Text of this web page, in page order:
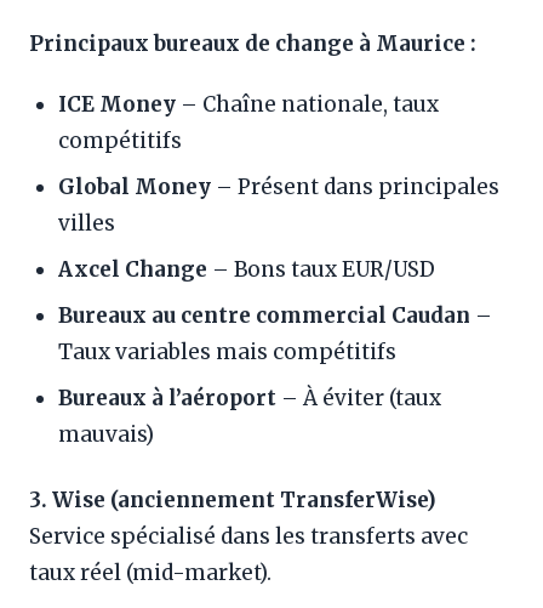
Principaux bureaux de change à Maurice :
ICE Money – Chaîne nationale, taux
compétitifs
Global Money – Présent dans principales
villes
Axcel Change – Bons taux EUR/USD
Bureaux au centre commercial Caudan –
Taux variables mais compétitifs
Bureaux à l’aéroport – À éviter (taux
mauvais)
3. Wise (anciennement TransferWise)
Service spécialisé dans les transferts avec
taux réel (mid-market).